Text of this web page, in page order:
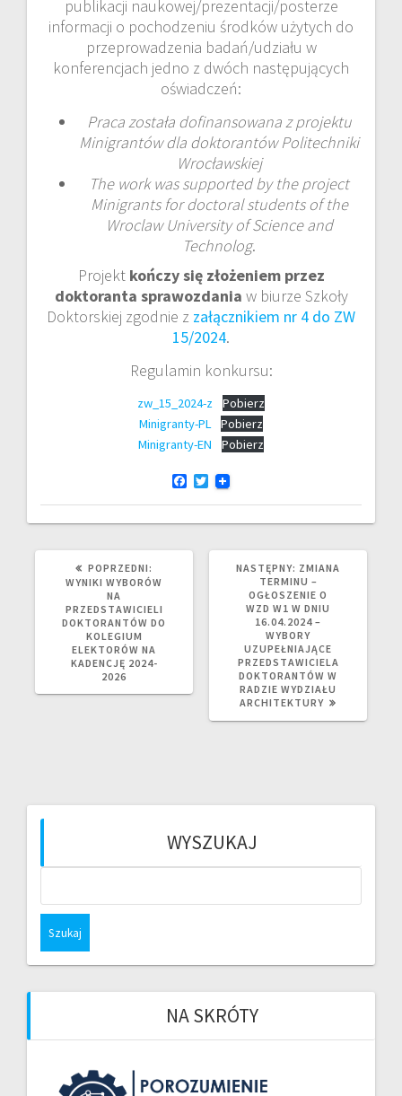
publikacji naukowej/prezentacji/posterze
informacji o pochodzeniu środków użytych do
przeprowadzenia badań/udziału w
konferencjach jedno z dwóch następujących
oświadczeń:
Praca została dofinansowana z projektu
Minigrantów dla doktorantów Politechniki
Wrocławskiej
The work was supported by the project
Minigrants for doctoral students of the
Wroclaw University of Science and
Technolog.
Projekt kończy się złożeniem przez
doktoranta sprawozdania w biurze Szkoły
Doktorskiej zgodnie z załącznikiem nr 4 do ZW
15/2024.
Regulamin konkursu:
zw_15_2024-z
Pobierz
Minigranty-PL Pobierz
Minigranty-EN
Pobierz
c
e
o
T
w
i
t
e
POPRZEDNI:
WPIS:
WYNIKI WYBORÓW
NA
PRZEDSTAWICIELI
DOKTORANTÓW DO
KOLEGIUM
ELEKTORÓW NA
KADENCJĘ 2024-
2026
NASTĘPNY: NASTĘPNY
WPIS:
ZMIANA
TERMINU –
OGŁOSZENIE O
WZD W1 W DNIU
16.04.2024 –
WYBORY
UZUPEŁNIAJĄCE
PRZEDSTAWICIELA
DOKTORANTÓW W
RADZIE WYDZIAŁU
ARCHITEKTURY
WYSZUKAJ
NA SKRÓTY